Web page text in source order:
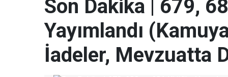
Son Dakika | 679,
Yayımlandı
İadeler, Mevzuatta